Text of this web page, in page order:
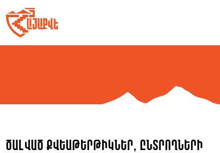
to
content
Ծալված քվեաթերթիկներ, ընտրողների